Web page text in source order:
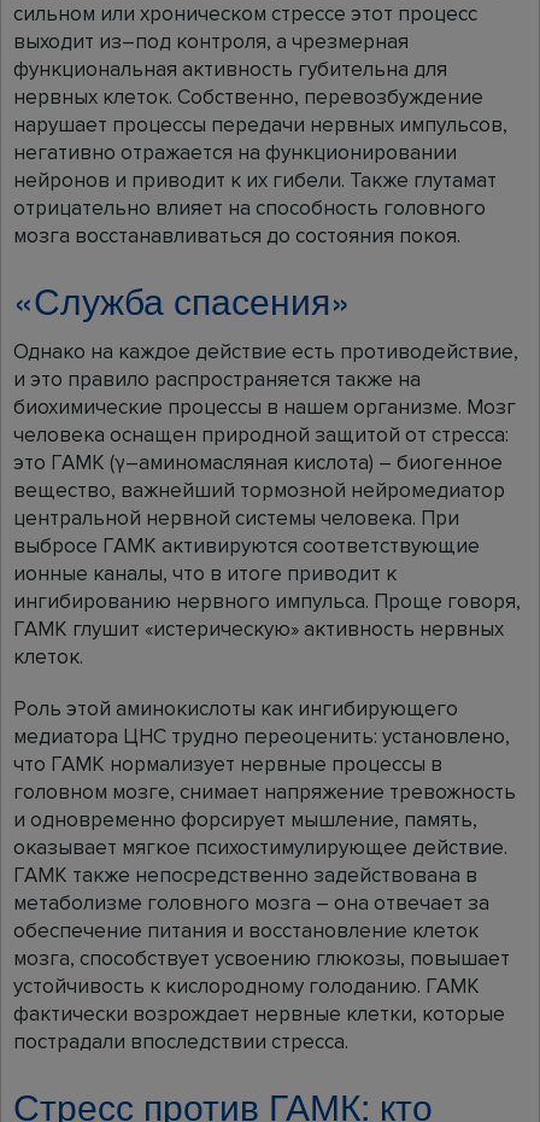
сильном или хроническом стрессе этот процесс
выходит из–под контроля, а чрезмерная
функциональная активность губительна для
нервных клеток. Собственно, перевозбуждение
нарушает процессы передачи нервных импульсов,
негативно отражается на функционировании
нейронов и приводит к их гибели. Также глутамат
отрицательно влияет на способность головного
мозга восстанавливаться до состояния покоя.
«Служба спасения»
Однако на каждое действие есть противодействие,
и это правило распространяется также на
биохимические процессы в нашем организме. Мозг
человека оснащен природной защитой от стресса:
это ГАМК (γ–аминомасляная кислота) – биогенное
вещество, важнейший тормозной нейромедиатор
центральной нервной системы человека. При
выбросе ГАМК активируются соответствующие
ионные каналы, что в итоге приводит к
ингибированию нервного импульса. Проще говоря,
ГАМК глушит «истерическую» активность нервных
клеток.
Роль этой аминокислоты как ингибирующего
медиатора ЦНС трудно переоценить: установлено,
что ГАМК нормализует нервные процессы в
головном мозге, снимает напряжение тревожность
и одновременно форсирует мышление, память,
оказывает мягкое психостимулирующее действие.
ГАМК также непосредственно задействована в
метаболизме головного мозга – она отвечает за
обеспечение питания и восстановление клеток
мозга, способствует усвоению глюкозы, повышает
устойчивость к кислородному голоданию. ГАМК
фактически возрождает нервные клетки, которые
пострадали впоследствии стресса.
Стресс против ГАМК: кто